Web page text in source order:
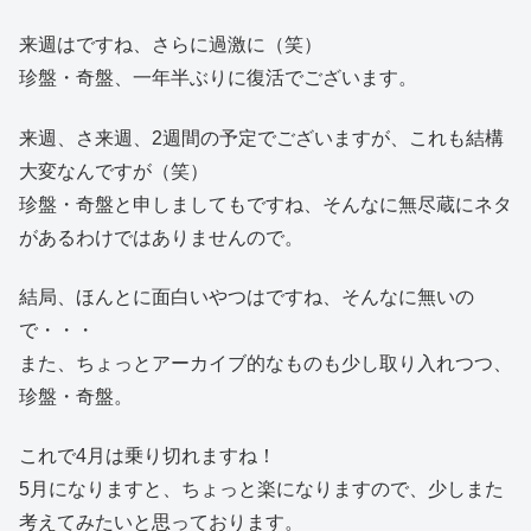
来週はですね、さらに過激に（笑）
珍盤・奇盤、一年半ぶりに復活でございます。
来週、さ来週、2週間の予定でございますが、これも結構
大変なんですが（笑）
珍盤・奇盤と申しましてもですね、そんなに無尽蔵にネタ
があるわけではありませんので。
結局、ほんとに面白いやつはですね、そんなに無いの
で・・・
また、ちょっとアーカイブ的なものも少し取り入れつつ、
珍盤・奇盤。
これで4月は乗り切れますね！
5月になりますと、ちょっと楽になりますので、少しまた
考えてみたいと思っております。